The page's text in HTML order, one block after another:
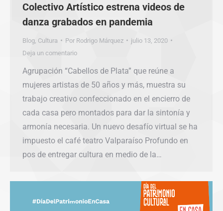
Colectivo Artístico estrena videos de
danza grabados en pandemia
Blog Cultura Por Rodrigo Márquez
julio 13, 2020
Deja un comentario
Agrupación “Cabellos de Plata” que reúne a
mujeres artistas de 50 años y más, muestra su
trabajo creativo confeccionado en el encierro de
cada casa pero montados para dar la sintonía y
armonía necesaria. Un nuevo desafío virtual se ha
impuesto el café teatro Valparaíso Profundo en
pos de entregar cultura en medio de la…